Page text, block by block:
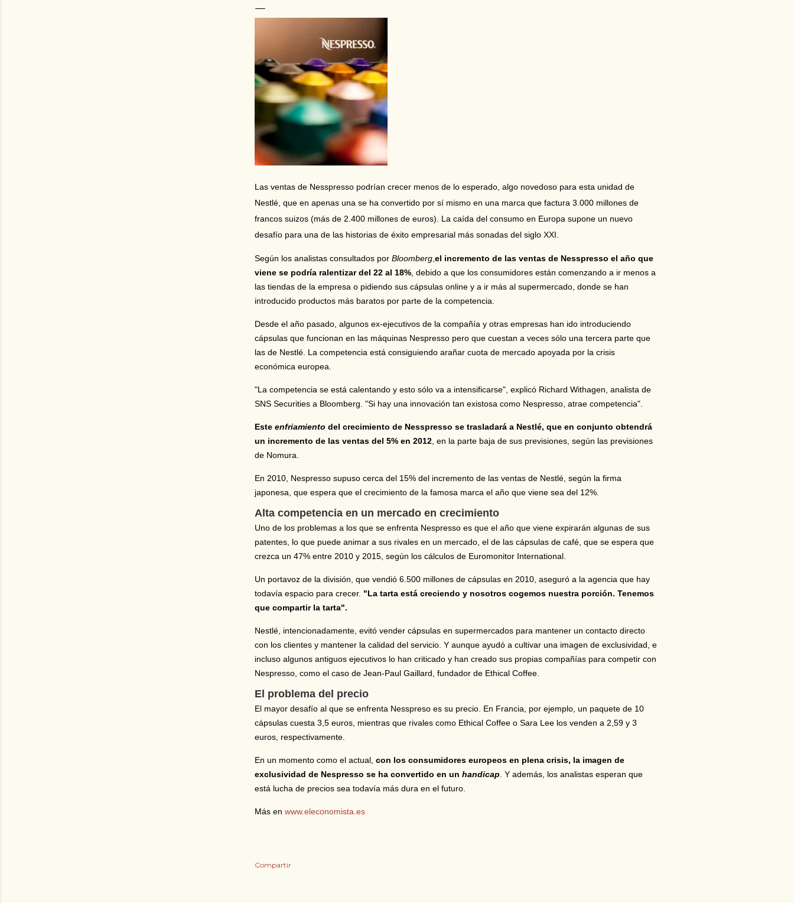
Las ventas de Nesspresso podrían crecer menos de lo esperado, algo novedoso para esta unidad de
Nestlé, que en apenas una se ha convertido por sí mismo en una marca que factura 3.000 millones de
francos suizos (más de 2.400 millones de euros). La caída del consumo en Europa supone un nuevo
desafío para una de las historias de éxito empresarial más sonadas del siglo XXI.
Según los analistas consultados por Bloomberg el incremento de las ventas de Nesspresso el año que
viene se podría ralentizar del 22 al 18% , debido a que los consumidores están comenzando a ir menos a
las tiendas de la empresa o pidiendo sus cápsulas online y a ir más al supermercado, donde se han
introducido productos más baratos por parte de la competencia.
Desde el año pasado, algunos ex-ejecutivos de la compañía y otras empresas han ido introduciendo
cápsulas que funcionan en las máquinas Nespresso pero que cuestan a veces sólo una tercera parte que
las de Nestlé. La competencia está consiguiendo arañar cuota de mercado apoyada por la crisis
económica europea.
"La competencia se está calentando y esto sólo va a intensificarse", explicó Richard Withagen, analista de
SNS Securities a Bloomberg. "Si hay una innovación tan existosa como Nespresso, atrae competencia".
Este enfriamiento del crecimiento de Nesspresso se trasladará a Nestlé, que en conjunto obtendrá
un incremento de las ventas del 5% en 2012 , en la parte baja de sus previsiones, según las previsiones
de Nomura.
En 2010, Nespresso supuso cerca del 15% del incremento de las ventas de Nestlé, según la firma
japonesa, que espera que el crecimiento de la famosa marca el año que viene sea del 12%.
Alta competencia en un mercado en crecimiento
Uno de los problemas a los que se enfrenta Nespresso es que el año que viene expirarán algunas de sus
patentes, lo que puede animar a sus rivales en un mercado, el de las cápsulas de café, que se espera que
crezca un 47% entre 2010 y 2015, según los cálculos de Euromonitor International.
Un portavoz de la división, que vendió 6.500 millones de cápsulas en 2010, aseguró a la agencia que hay
todavía espacio para crecer. "La tarta está creciendo y nosotros cogemos nuestra porción. Tenemos
que compartir la tarta".
Nestlé, intencionadamente, evitó vender cápsulas en supermercados para mantener un contacto directo
con los clientes y mantener la calidad del servicio. Y aunque ayudó a cultivar una imagen de exclusividad, e
incluso algunos antiguos ejecutivos lo han criticado y han creado sus propias compañías para competir con
Nespresso, como el caso de Jean-Paul Gaillard, fundador de Ethical Coffee.
El problema del precio
El mayor desafío al que se enfrenta Nesspreso es su precio. En Francia, por ejemplo, un paquete de 10
cápsulas cuesta 3,5 euros, mientras que rivales como Ethical Coffee o Sara Lee los venden a 2,59 y 3
euros, respectivamente.
En un momento como el actual, con los consumidores europeos en plena crisis, la imagen de
exclusividad de Nespresso se ha convertido en un handicap . Y además, los analistas esperan que
está lucha de precios sea todavía más dura en el futuro.
Más en www.eleconomista.es
Compartir